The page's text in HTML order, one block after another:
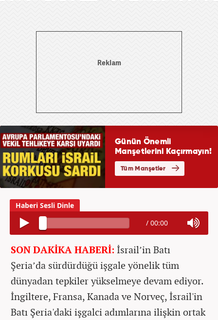
/ 00:00
SON DAKİKA HABERİ: İsrail’in Batı
Şeria’da sürdürdüğü işgale yönelik tüm
dünyadan tepkiler yükselmeye devam ediyor.
İngiltere, Fransa, Kanada ve Norveç, İsrail'in
Batı Şeria'daki işgalci adımlarına ilişkin ortak